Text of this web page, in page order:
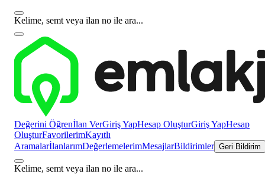
Kelime, semt veya ilan no ile ara...
Değerini Öğrenİlan VerGiriş YapHesap OluşturGiriş YapHesap
OluşturFavorilerimKayıtlı
AramalarİlanlarımDeğerlemelerimMesajlarBildirimler Geri Bildirim
Kelime, semt veya ilan no ile ara...